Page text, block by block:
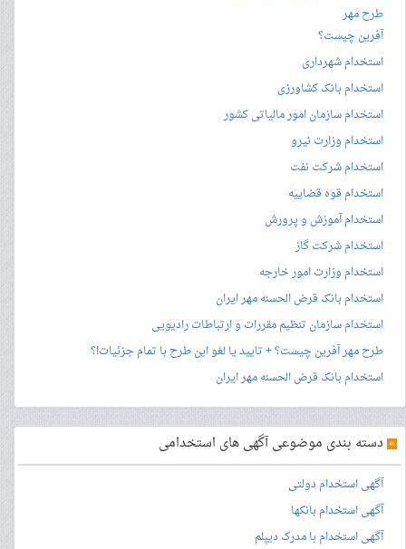
طرح مهر
آفرین چیست؟
استخدام شهرداری
استخدام بانک کشاورزی
استخدام سازمان امور مالیاتی کشور
استخدام وزارت نیرو
استخدام شرکت نفت
استخدام قوه قضاییه
استخدام آموزش و پرورش
استخدام شرکت گاز
استخدام وزارت امور خارجه
استخدام بانک قرض الحسنه مهر ایران
استخدام سازمان تنظیم مقررات و ارتباطات رادیویی
طرح مهر آفرین چیست؟ + تایید یا لغو این طرح با تمام جزئیات!؟
استخدام بانک قرض الحسنه مهر ایران
» دسته بندی موضوعی آگهی های استخدامی
آگهی استخدام دولتی
آگهی استخدام بانکها
آگهی استخدام با مدرک دیپلم